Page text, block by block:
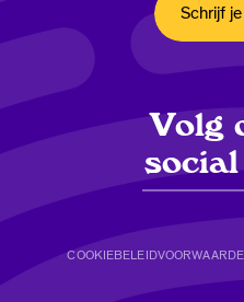
Opent
Schrijf
Volg
COOKIEBELEID